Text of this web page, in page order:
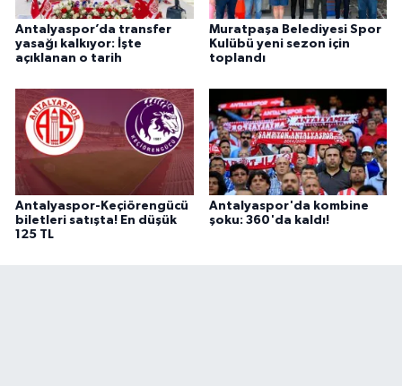
Antalyaspor’da transfer
yasağı kalkıyor: İşte
açıklanan o tarih
Muratpaşa Belediyesi Spor
Kulübü yeni sezon için
toplandı
Antalyaspor-Keçiörengücü
biletleri satışta! En düşük
125 TL
Antalyaspor'da kombine
şoku: 360'da kaldı!